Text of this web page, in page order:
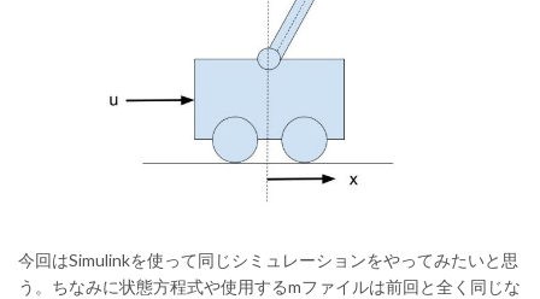
今回はSimulinkを使って同じシミュレーションをやってみたいと思
う。ちなみに状態方程式や使用するmファイルは前回と全く同じな